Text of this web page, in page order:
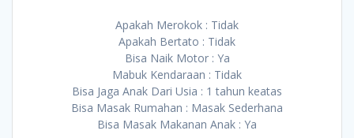
Apakah Merokok : Tidak
Apakah Bertato : Tidak
Bisa Naik Motor : Ya
Mabuk Kendaraan : Tidak
Bisa Jaga Anak Dari Usia : 1 tahun keatas
Bisa Masak Rumahan : Masak Sederhana
Bisa Masak Makanan Anak : Ya